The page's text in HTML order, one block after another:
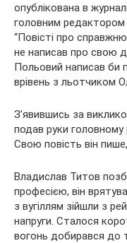
опублікована в
головним
“Повісті про
не написав про свою
Польовий написав би
врівень з льотчиком
З’явившись за
подав руки головному
Свою повість він
Владислав Титов
професією, він
з вугіллям зійшли з
напруги. Сталося
вогонь добирався до